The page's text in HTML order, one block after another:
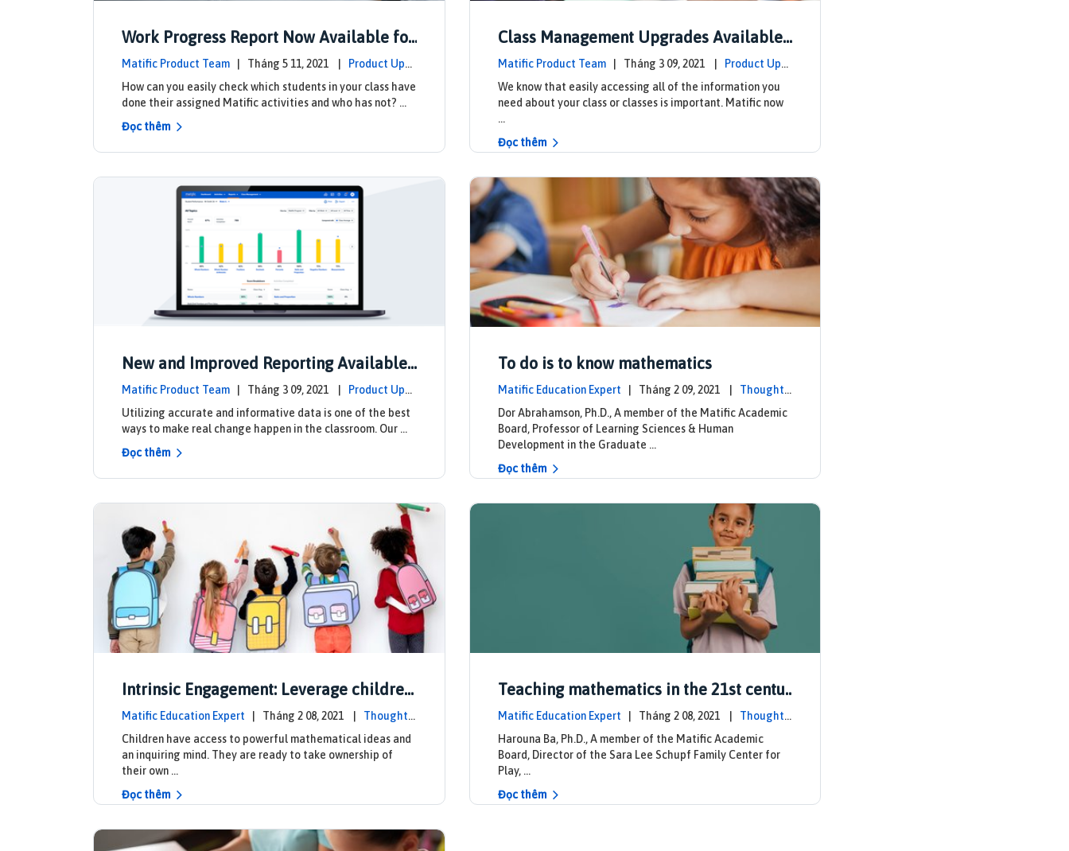
Work Progress Report Now Available for
Teachers
Matific Product Team | Tháng 5 11, 2021 |
Product Upd
How can you easily check which students in your class have
done their assigned Matific activities and who has not? …
Đọc thêm
Class Management Upgrades Available
Now!
Matific Product Team | Tháng 3 09, 2021 |
Product Upd
We know that easily accessing all of the information you
need about your class or classes is important. Matific now
…
Đọc thêm
New and Improved Reporting Available
Now!
Matific Product Team | Tháng 3 09, 2021 |
Product Upd
Utilizing accurate and informative data is one of the best
ways to make real change happen in the classroom. Our …
Đọc thêm
To do is to know mathematics
Matific Education Expert | Tháng 2 09, 2021 | Thought L
Dor Abrahamson, Ph.D., A member of the Matific Academic
Board, Professor of Learning Sciences & Human
Development in the Graduate …
Đọc thêm
Intrinsic Engagement: Leverage children'
s mathematical potential and inquiring
mind
Matific Education Expert | Tháng 2 08, 2021 | Thought L
Children have access to powerful mathematical ideas and
an inquiring mind. They are ready to take ownership of
their own …
Đọc thêm
Teaching mathematics in the 21st centur
y
Matific Education Expert | Tháng 2 08, 2021 | Thought L
Harouna Ba, Ph.D., A member of the Matific Academic
Board, Director of the Sara Lee Schupf Family Center for
Play, …
Đọc thêm